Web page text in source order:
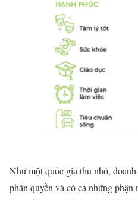
Như một quốc gia thu nhỏ,
phân quyền và có cả những